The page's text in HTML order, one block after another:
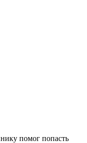
помог попасть